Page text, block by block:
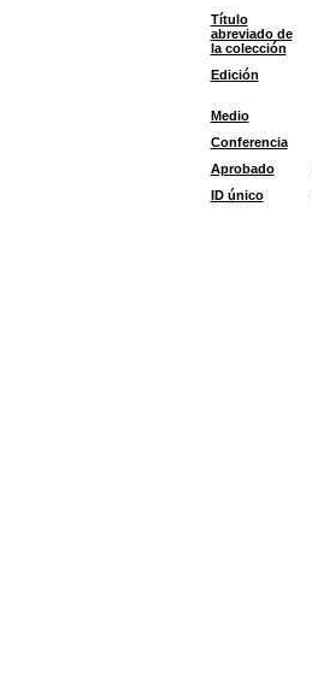
Título
abreviado de
la colección
Edición
Medio
Conferencia
Aprobado
ID único